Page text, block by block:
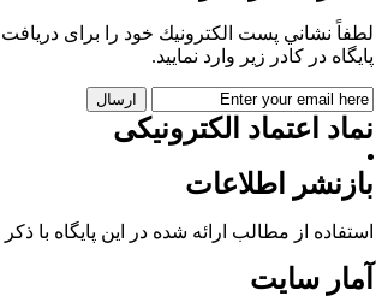
نشاني پست الكترونيك خود را برای دريافت
در كادر زير وارد نمایید.
اعتماد الکترونیکی
اطلاعات
از مطالب ارائه شده در این پایگاه با ذکر
سایت